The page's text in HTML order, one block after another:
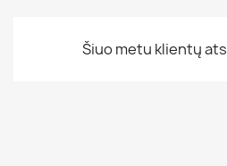
Šiuo metu klientų